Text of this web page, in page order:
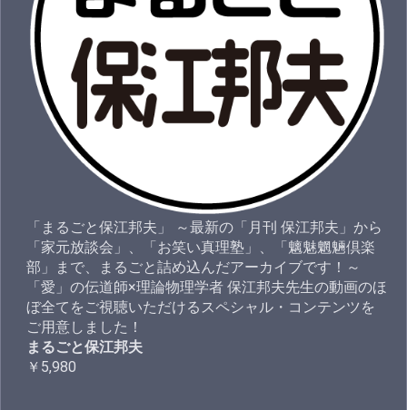
「まるごと保江邦夫」 ～最新の「月刊 保江邦夫」から
「家元放談会」、「お笑い真理塾」、「魑魅魍魎倶楽
部」まで、まるごと詰め込んだアーカイブです！～
「愛」の伝道師×理論物理学者 保江邦夫先生の動画のほ
ぼ全てをご視聴いただけるスペシャル・コンテンツを
ご用意しました！
まるごと保江邦夫
￥5,980